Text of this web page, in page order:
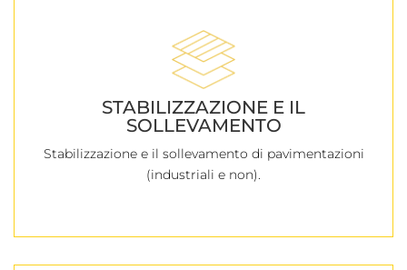
STABILIZZAZIONE E IL
SOLLEVAMENTO
Stabilizzazione e il sollevamento di pavimentazioni
(industriali e non).